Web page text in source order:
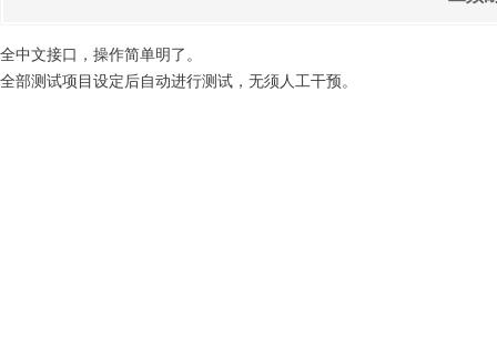
全中文接口，操作简单明了。
全部测试项目设定后自动进行测试，无须人工干预。